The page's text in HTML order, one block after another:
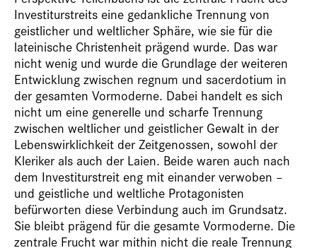
Investiturstreits eine gedankliche Trennung von
geistlicher und weltlicher Sphäre, wie sie für die
lateinische Christenheit prägend wurde. Das war
nicht wenig und wurde die Grundlage der weiteren
Entwicklung zwischen regnum und sacerdotium in
der gesamten Vormoderne. Dabei handelt es sich
nicht um eine generelle und scharfe Trennung
zwischen weltlicher und geistlicher Gewalt in der
Lebenswirklichkeit der Zeitgenossen, sowohl der
Kleriker als auch der Laien. Beide waren auch nach
dem Investiturstreit eng mit einander verwoben –
und geistliche und weltliche Protagonisten
befürworten diese Verbindung auch im Grundsatz.
Sie bleibt prägend für die gesamte Vormoderne. Die
zentrale Frucht war mithin nicht die reale Trennung